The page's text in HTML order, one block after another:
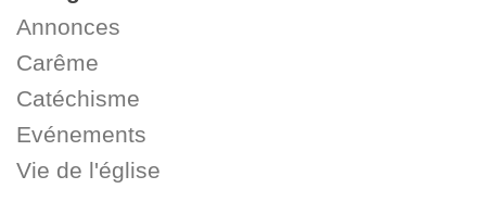
Annonces
Carême
Catéchisme
Evénements
Vie de l'église